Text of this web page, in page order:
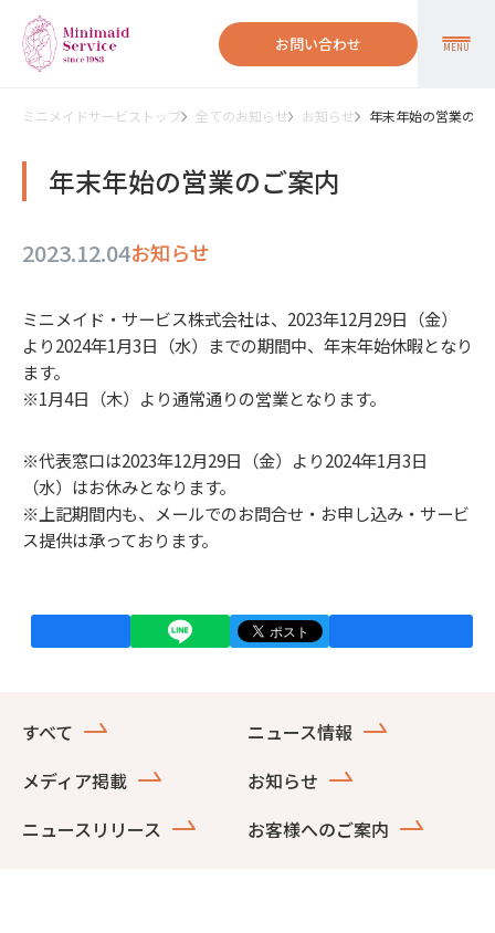
お問い合わせ MENU
ミニメイドサービストップ 全てのお知らせ お知らせ 年末年始の営業のご
年末年始の営業のご案内
2023.12.04お知らせ
ミニメイド・サービス株式会社は、2023年12月29日（金）
より2024年1月3日（水）までの期間中、年末年始休暇となり
ます。
※1月4日（木）より通常通りの営業となります。
※代表窓口は2023年12月29日（金）より2024年1月3日
（水）はお休みとなります。
※上記期間内も、メールでのお問合せ・お申し込み・サービ
ス提供は承っております。
すべて
ニュース情報
メディア掲載
お知らせ
ニュースリリース
お客様へのご案内